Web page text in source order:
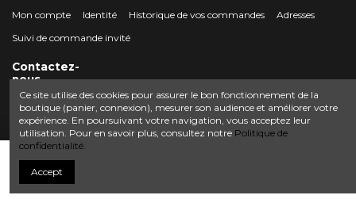
Mon compte Identité Historique de vos commandes
Adresses
Suivi de commande invité
Contactez-
nous
Crocbois-motoculture.com
50 route de Villefort 48800 Pied-de-Borne
0624436257
contact@crocbois-motoculture.com
© Copyright 2025 Crocbois-motoculture.com. All Rights Reserved.
Ce site utilise des cookies pour assurer le bon fonctionnement de la
boutique (panier, connexion), mesurer son audience et améliorer votre
expérience. En poursuivant votre navigation, vous acceptez leur
utilisation. Pour en savoir plus, consultez notre Politique de
confidentialité.
Accept